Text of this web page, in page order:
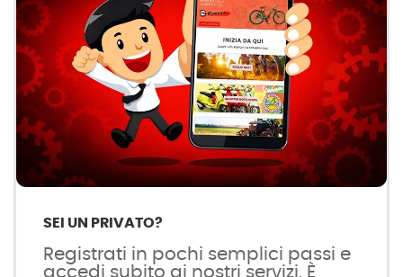
SEI UN PRIVATO?
Registrati in pochi semplici passi e
accedi subito ai nostri servizi. È